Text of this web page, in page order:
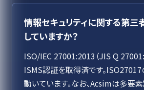
情報セキュリティに関する第
していますか？
ISO/IEC 27001:2013（JIS Q
ISMS認証を取得済です。
動いています。なお、Acsimは多要